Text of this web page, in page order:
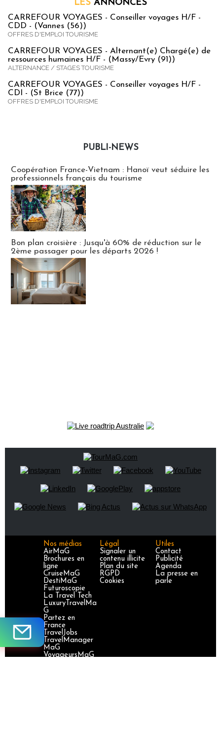
LES ANNONCES
CARREFOUR VOYAGES - Conseiller voyages H/F -
CDD - (Vannes (56))
OFFRES D'EMPLOI TOURISME
CARREFOUR VOYAGES - Alternant(e) Chargé(e) de
ressources humaines H/F - (Massy/Evry (91))
ALTERNANCE / STAGES TOURISME
CARREFOUR VOYAGES - Conseiller voyages H/F -
CDI - (St Brice (77))
OFFRES D'EMPLOI TOURISME
PUBLI-NEWS
Coopération France-Vietnam : Hanoï veut séduire les
professionnels français du tourisme
Bon plan croisière : Jusqu'à 60% de réduction sur le
2ème passager pour les départs 2026 !
Nos médias
AirMaG
Brochures en
ligne
CruiseMaG
DestiMaG
Futuroscopie
La Travel Tech
LuxuryTravelMa
G
Partez en
France
TravelJobs
TravelManager
MaG
VoyageursMaG
Légal
Signaler un
contenu illicite
Plan du site
RGPD
Cookies
Utiles
Contact
Publicité
Agenda
La presse en
parle